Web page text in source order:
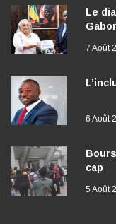
Le
7 Août
6 Août
cap
5 Août